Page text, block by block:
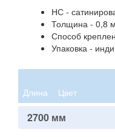
НС -
Толщина - 0,8
Способ
Упаковка -
Длина Цвет
2700 мм